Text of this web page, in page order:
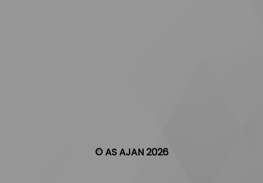
© AS AJAN 2026